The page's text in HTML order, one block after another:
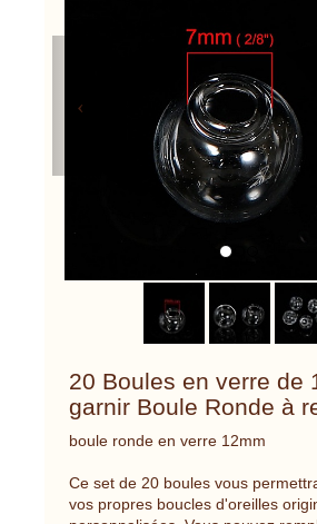
20 Boules en verre de
garnir Boule Ronde à
boule ronde en verre 12mm
Ce set de 20 boules vous
vos propres boucles d'oreilles